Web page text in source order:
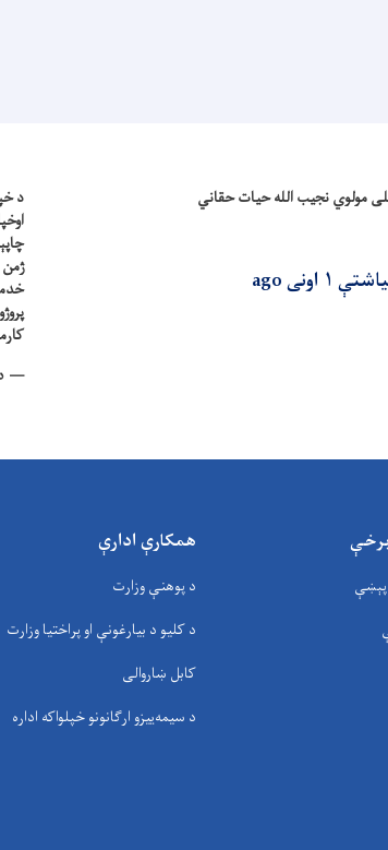
مولوي نجیب الله حیات حقاني
د
پېښې
همکارې ادارې
د پوهنې وزارت
د کلیو د بیارغونې او پراختیا وزارت
کابل ښاروالی
د سيمه‌ييزو ارګانونو خپلواکه اداره